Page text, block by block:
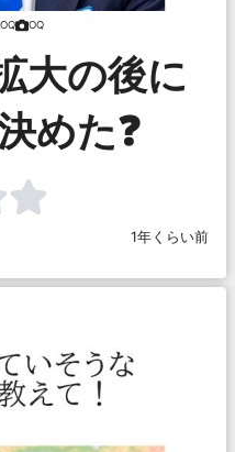
OQ OQ
大の後に
めた❓
1年くらい前